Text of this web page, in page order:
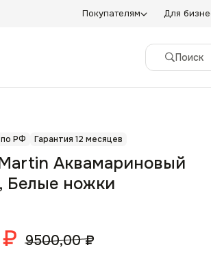
Покупателям Для
Поиск
РФ Гарантия 12 месяцев
Аквамариновый
Белые ножки
₽ 9500,00 ₽